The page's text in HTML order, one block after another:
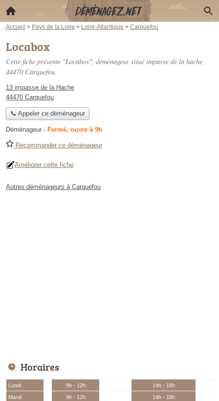
Accueil > Pays de la Loire > Loire-Atlantique > Carquefou
Locabox
Cette fiche présente "Locabox", déménageur situé impasse de la hache,
44470 Carquefou.
13 impasse de la Hache
44470 Carquefou
📞 Appeler ce déménageur
Déménageur - Fermé, ouvre à 9h
Recommander ce déménageur
Améliorer cette fiche
Autres déménageurs à Carquefou
Horaires
Lundi 9h - 12h
14h - 18h
Mardi
9h - 12h
14h - 18h